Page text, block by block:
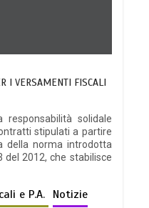
I VERSAMENTI FISCALI
responsabilità solidale
stipulati a partire
della norma introdotta
del 2012, che stabilisce
e P.A. Notizie